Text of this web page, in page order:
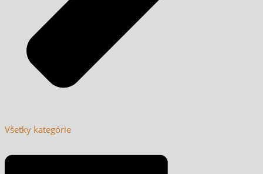
Všetky kategórie